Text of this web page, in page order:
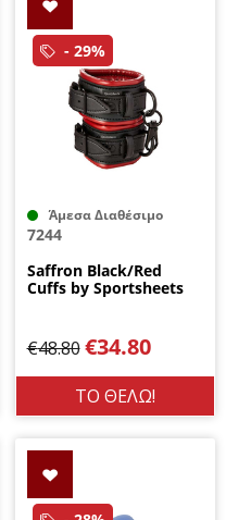
- 29%
Άμεσα Διαθέσιμο
7244
Saffron Black/Red
Cuffs by Sportsheets
€48.80 €34.80
ΤΟ ΘΕΛΩ!